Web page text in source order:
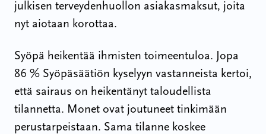
julkisen terveydenhuollon asiakasmaksut, joita
nyt aiotaan korottaa.
Syöpä heikentää ihmisten toimeentuloa. Jopa
86 % Syöpäsäätiön kyselyyn vastanneista kertoi,
että sairaus on heikentänyt taloudellista
tilannetta. Monet ovat joutuneet tinkimään
perustarpeistaan. Sama tilanne koskee